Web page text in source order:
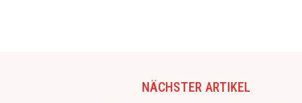
NÄCHSTER ARTIKEL